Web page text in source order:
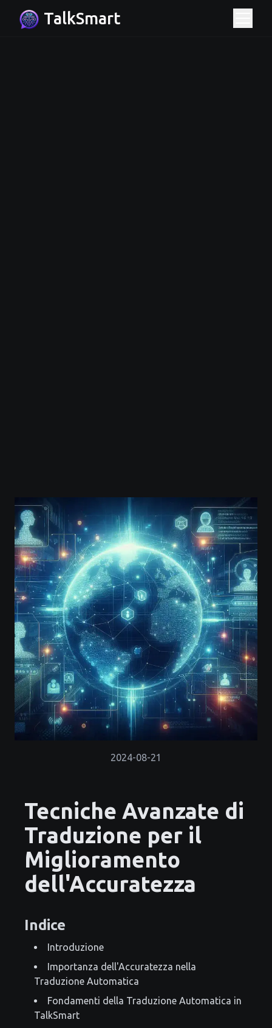
TalkSmart
2024-08-21
Tecniche Avanzate di
Traduzione per il
Miglioramento
dell'Accuratezza
Indice
Introduzione
Importanza dell'Accuratezza nella
Traduzione Automatica
Fondamenti della Traduzione Automatica in
TalkSmart